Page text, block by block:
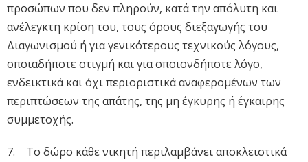
προσώπων που δεν πληρούν, κατά την απόλυτη και
ανέλεγκτη κρίση του, τους όρους διεξαγωγής του
Διαγωνισμού ή για γενικότερους τεχνικούς λόγους,
οποιαδήποτε στιγμή και για οποιονδήποτε λόγο,
ενδεικτικά και όχι περιοριστικά αναφερομένων των
περιπτώσεων της απάτης, της μη έγκυρης ή έγκαιρης
συμμετοχής.
7. Το δώρο κάθε νικητή περιλαμβάνει αποκλειστικά